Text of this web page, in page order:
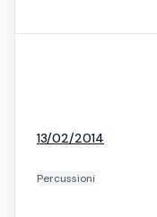
13/02/2014
Percussioni